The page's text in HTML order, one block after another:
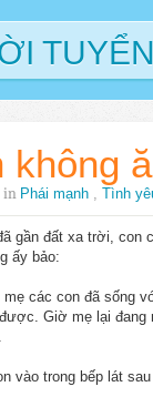
không
in Phái mạnh , Tình
gần đất xa trời, con
ấy bảo:
các con đã sống
Giờ mẹ lại
vào trong bếp lát